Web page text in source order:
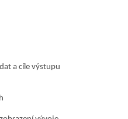
a cíle výstupu